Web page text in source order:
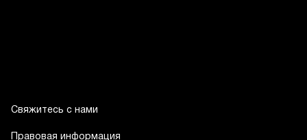
Свяжитесь с нами
Правовая информация